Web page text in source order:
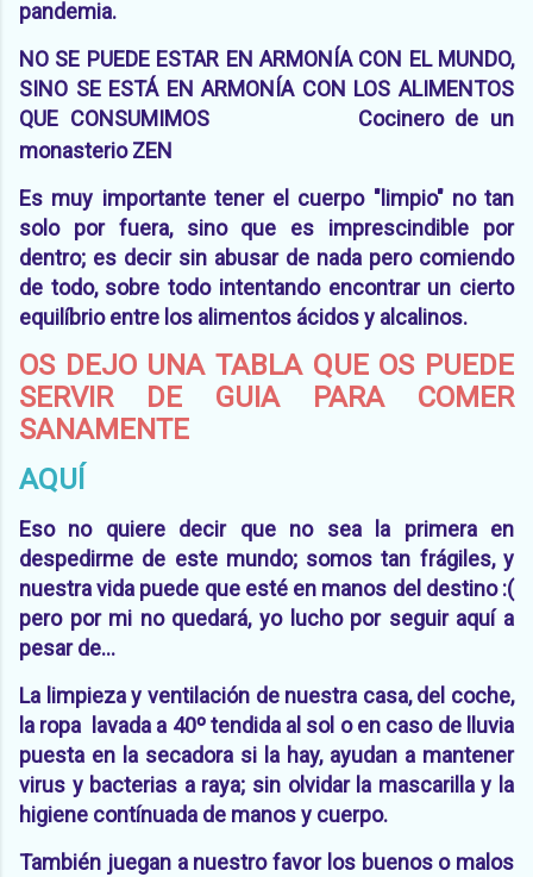
pandemia.
NO SE PUEDE ESTAR EN ARMONÍA CON EL MUNDO,
SINO SE ESTÁ EN ARMONÍA CON LOS ALIMENTOS
QUE CONSUMIMOS Cocinero de un
monasterio ZEN
Es muy importante tener el cuerpo "limpio" no tan
solo por fuera, sino que es imprescindible por
dentro; es decir sin abusar de nada pero comiendo
de todo, sobre todo intentando encontrar un cierto
equilíbrio entre los alimentos ácidos y alcalinos.
OS DEJO UNA TABLA QUE OS PUEDE
SERVIR DE GUIA PARA COMER
SANAMENTE
AQUÍ
Eso no quiere decir que no sea la primera en
despedirme de este mundo; somos tan frágiles, y
nuestra vida puede que esté en manos del destino :(
pero por mi no quedará, yo lucho por seguir aquí a
pesar de...
La limpieza y ventilación de nuestra casa, del coche,
la ropa lavada a 40º tendida al sol o en caso de lluvia
puesta en la secadora si la hay, ayudan a mantener
virus y bacterias a raya; sin olvidar la mascarilla y la
higiene contínuada de manos y cuerpo.
También juegan a nuestro favor los buenos o malos